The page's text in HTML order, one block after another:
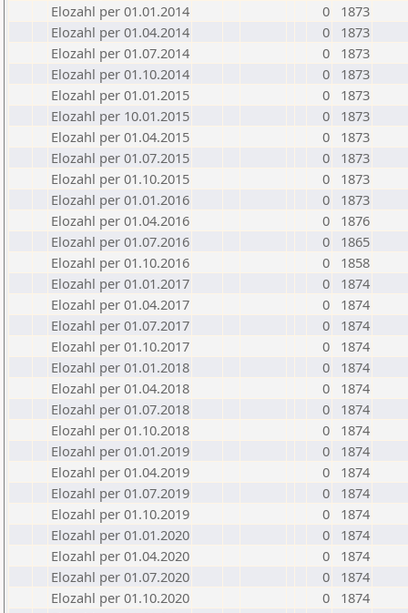
Elozahl per 01.01.2014
0
1873
Elozahl per 01.04.2014
0
1873
Elozahl per 01.07.2014
0
1873
Elozahl per 01.10.2014
0
1873
Elozahl per 01.01.2015
0
1873
Elozahl per 10.01.2015
0
1873
Elozahl per 01.04.2015
0
1873
Elozahl per 01.07.2015
0
1873
Elozahl per 01.10.2015
0
1873
Elozahl per 01.01.2016
0
1873
Elozahl per 01.04.2016
0
1876
Elozahl per 01.07.2016
0
1865
Elozahl per 01.10.2016
0
1858
Elozahl per 01.01.2017
0
1874
Elozahl per 01.04.2017
0
1874
Elozahl per 01.07.2017
0
1874
Elozahl per 01.10.2017
0
1874
Elozahl per 01.01.2018
0
1874
Elozahl per 01.04.2018
0
1874
Elozahl per 01.07.2018
0
1874
Elozahl per 01.10.2018
0
1874
Elozahl per 01.01.2019
0
1874
Elozahl per 01.04.2019
0
1874
Elozahl per 01.07.2019
0
1874
Elozahl per 01.10.2019
0
1874
Elozahl per 01.01.2020
0
1874
Elozahl per 01.04.2020
0
1874
Elozahl per 01.07.2020
0
1874
Elozahl per 01.10.2020
0
1874